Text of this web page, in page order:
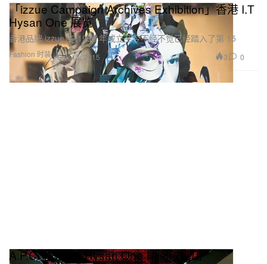
Fashion 时装
「izzue Campaign Archives Exhibition」香港 I.T
Hysan One 展览
香港品牌 izzue 在 1999 年成立至今不经不觉已经踏入了第 15
Feb 13, 2015 3 0
A.P.C. 香港 I.T Hysan One 期间限定店